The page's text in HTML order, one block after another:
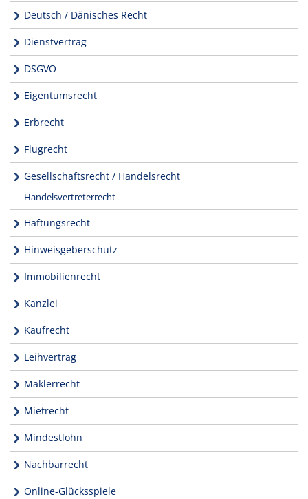
Deutsch / Dänisches Recht
Dienstvertrag
DSGVO
Eigentumsrecht
Erbrecht
Flugrecht
Gesellschaftsrecht / Handelsrecht
Handelsvertreterrecht
Haftungsrecht
Hinweisgeberschutz
Immobilienrecht
Kanzlei
Kaufrecht
Leihvertrag
Maklerrecht
Mietrecht
Mindestlohn
Nachbarrecht
Online-Glücksspiele